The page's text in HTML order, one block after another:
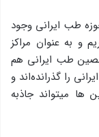
طب ایرانی وجود
و به عنوان مراکز
طب ایرانی هم
را گذرانده‌اند و
ها میتواند جاذبه